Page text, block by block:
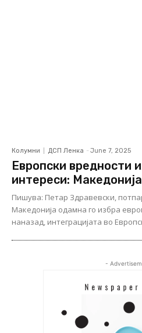
Колумни ДСП Ленка - June 7, 2025
Европски вредности
интереси:
Пишува: Петар Здравевски,
Македонија одамна го избра
наназад, интеграцијата во
-